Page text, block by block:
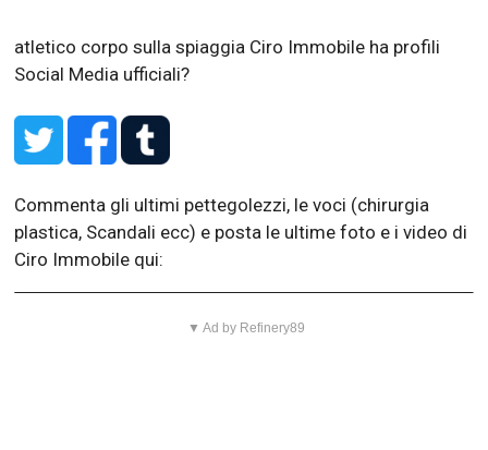
atletico corpo sulla spiaggia Ciro Immobile ha profili
Social Media ufficiali?
Commenta gli ultimi pettegolezzi, le voci (chirurgia
plastica, Scandali ecc) e posta le ultime foto e i video di
Ciro Immobile qui:
▼ Ad by Refinery89